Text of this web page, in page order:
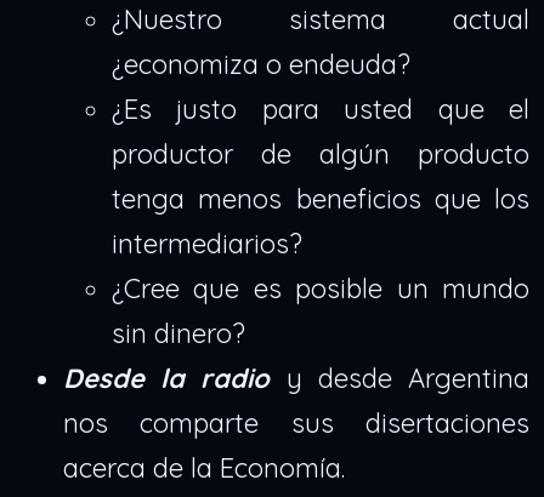
¿Nuestro sistema actual
¿economiza o endeuda?
¿Es justo para usted que el
productor de algún producto
tenga menos beneficios que los
intermediarios?
¿Cree que es posible un mundo
sin dinero?
Desde la radio y desde Argentina
nos comparte sus disertaciones
acerca de la Economía.